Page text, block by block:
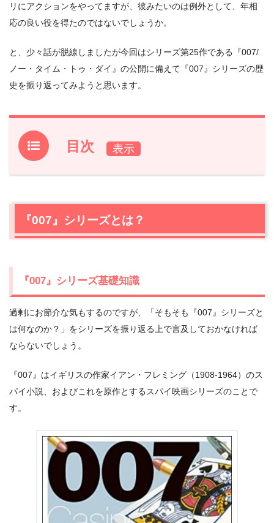
リにアクションをやってますが、彼みたいのは例外として、年相
応の良い役を得たのではないでしょうか。
と、少々話が脱線しましたが今回はシリーズ第25作である『007/
ノー・タイム・トゥ・ダイ』の公開に備えて『007』シリーズの歴
史を振り返ってみようと思います。
目次
1.『007』シリーズとは？
1.3 原作のジェームズ・ボンド像
1.4『007』シリーズの方向転換
2.1 ショーン・コネリー時代
2.3 ロジャー・ムーア時代
2.4 ティモシー・ダルトン時代
2.5ピアース・ブロスナン時代
2.7 次のボンドは？
『007』シリーズとは？
『007』シリーズ基礎知識
過剰にお節介な気もするのですが、「そもそも『007』シリーズと
は何なのか？」をシリーズを振り返る上で言及しておかなければ
ならないでしょう。
『007』はイギリスの作家イアン・フレミング（1908-1964）のス
パイ小説、およびこれを原作とするスパイ映画シリーズのことで
す。